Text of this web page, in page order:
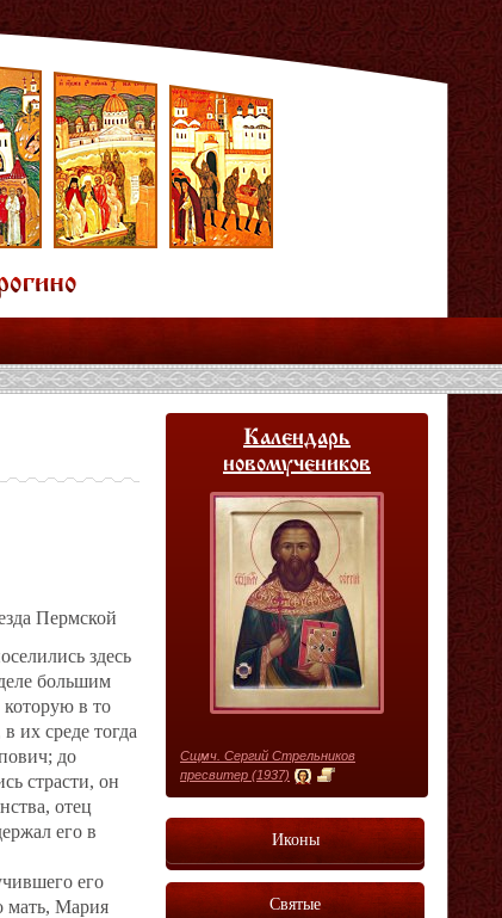
Пермской
здесь
большим
в то
их среде тогда
до
страсти, он
отец
его в
его
мать, Мария
Календарь
новомучеников
Сщмч. Сергий Стрельников
пресвитер (1937)
Иконы
Святые